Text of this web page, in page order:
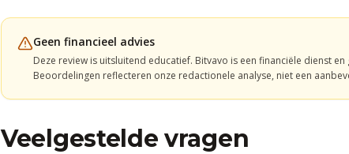
Geen financieel advies
Deze review is uitsluitend educatief. Bitvavo is een financiële dienst en
Beoordelingen reflecteren onze redactionele analyse, niet een
Veelgestelde vragen